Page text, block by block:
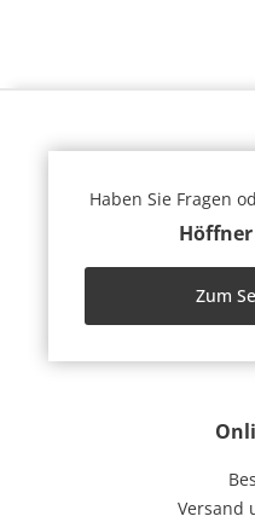
Versand
Haben Sie Fragen
Zum